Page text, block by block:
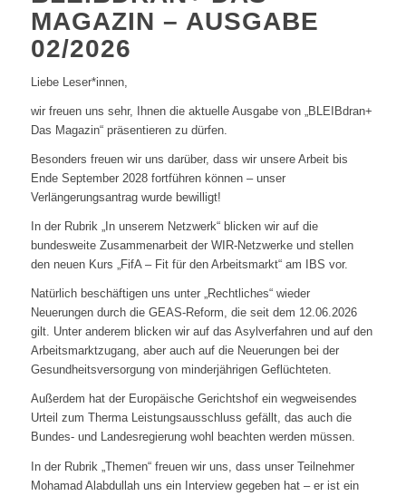
MAGAZIN – AUSGABE
02/2026
Liebe Leser*innen,
wir freuen uns sehr, Ihnen die aktuelle Ausgabe von „BLEIBdran+
Das Magazin“ präsentieren zu dürfen.
Besonders freuen wir uns darüber, dass wir unsere Arbeit bis
Ende September 2028 fortführen können – unser
Verlängerungsantrag wurde bewilligt!
In der Rubrik „In unserem Netzwerk“ blicken wir auf die
bundesweite Zusammenarbeit der WIR-Netzwerke und stellen
den neuen Kurs „FifA – Fit für den Arbeitsmarkt“ am IBS vor.
Natürlich beschäftigen uns unter „Rechtliches“ wieder
Neuerungen durch die GEAS-Reform, die seit dem 12.06.2026
gilt. Unter anderem blicken wir auf das Asylverfahren und auf den
Arbeitsmarktzugang, aber auch auf die Neuerungen bei der
Gesundheitsversorgung von minderjährigen Geflüchteten.
Außerdem hat der Europäische Gerichtshof ein wegweisendes
Urteil zum Therma Leistungsausschluss gefällt, das auch die
Bundes- und Landesregierung wohl beachten werden müssen.
In der Rubrik „Themen“ freuen wir uns, dass unser Teilnehmer
Mohamad Alabdullah uns ein Interview gegeben hat – er ist ein